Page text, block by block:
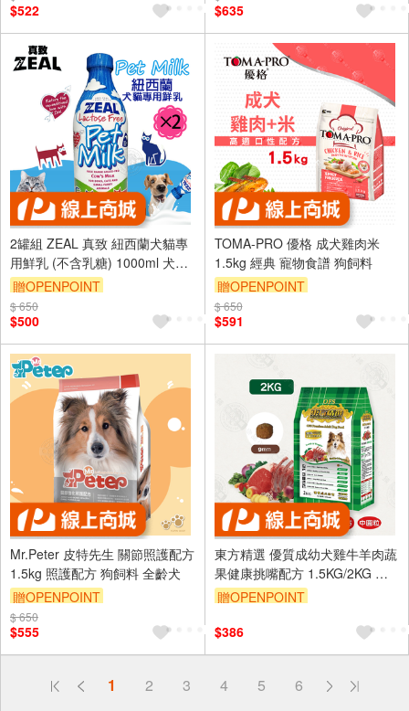
$522 $635
2罐組 ZEAL 真致 紐西蘭犬貓專
用鮮乳 (不含乳糖) 1000ml 犬貓
鮮奶 犬貓牛奶 貓牛奶 狗牛奶 寵
物營養
贈OPENPOINT
$ 650
$500
TOMA-PRO 優格 成犬雞肉米
1.5kg 經典 寵物食譜 狗飼料
贈OPENPOINT
$ 650
$591
Mr.Peter 皮特先生 關節照護配方
1.5kg 照護配方 狗飼料 全齡犬
贈OPENPOINT
$ 650
$555
東方精選 優質成幼犬雞牛羊肉蔬
果健康挑嘴配方 1.5KG/2KG 中
小顆粒 高CP值 犬飼料
贈OPENPOINT
$386
1 2 3 4 5 6
偏遠地區配送